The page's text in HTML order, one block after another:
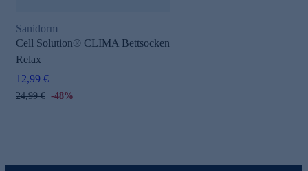
Sanidorm
Cell Solution® CLIMA Bettsocken
Relax
12,99 €
24,99 € -48%